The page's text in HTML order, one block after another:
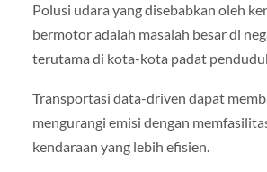
Polusi udara yang disebabkan oleh
bermotor adalah masalah besar di
terutama di kota-kota padat
Transportasi data-driven dapat
mengurangi emisi dengan
kendaraan yang lebih efisien.